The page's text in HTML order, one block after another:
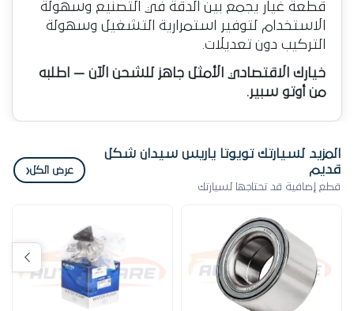
قطعة غيار يجمع بين الدقة في التصنيع وسهولة
الاستخدام لتوفير استمرارية التشغيل وسهولة
التركيب دون تعديلات.
خيارك الاقتصادي الأمثل جاهز للشحن الآن — اطلبه
من أوتو سبير.
المزيد لسيارتك تويوتا ياريس سيدان شكل
قديم
قطع إضافية قد تحتاجها لسيارتك
عرض الكل‹